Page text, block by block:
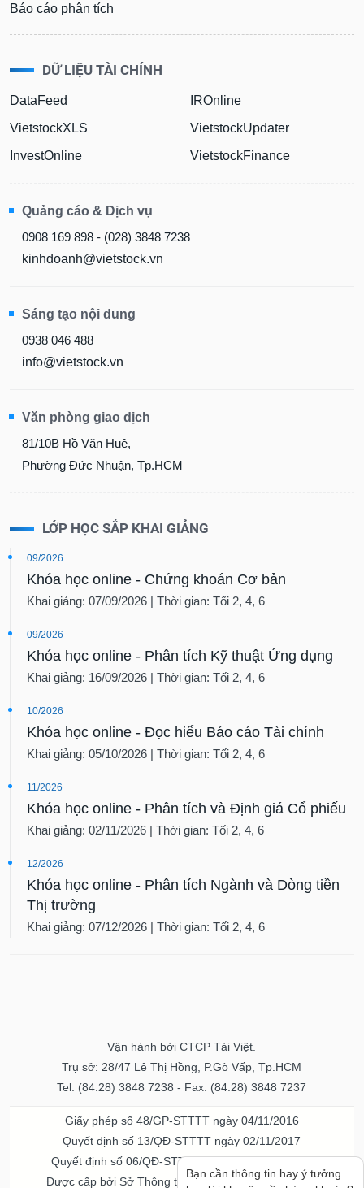
Báo cáo phân tích
DỮ LIỆU TÀI CHÍNH
DataFeed
VietstockXLS
InvestOnline
IROnline
VietstockUpdater
VietstockFinance
Quảng cáo & Dịch vụ
0908 169 898 - (028) 3848 7238
kinhdoanh@vietstock.vn
Sáng tạo nội dung
0938 046 488
info@vietstock.vn
Văn phòng giao dịch
81/10B Hồ Văn Huê,
Phường Đức Nhuận, Tp.HCM
LỚP HỌC SẮP KHAI GIẢNG
09/2026
Khóa học online - Chứng khoán Cơ bản
Khai giảng: 07/09/2026 | Thời gian: Tối 2, 4, 6
09/2026
Khóa học online - Phân tích Kỹ thuật Ứng dụng
Khai giảng: 16/09/2026 | Thời gian: Tối 2, 4, 6
10/2026
Khóa học online - Đọc hiểu Báo cáo Tài chính
Khai giảng: 05/10/2026 | Thời gian: Tối 2, 4, 6
11/2026
Khóa học online - Phân tích và Định giá Cổ phiếu
Khai giảng: 02/11/2026 | Thời gian: Tối 2, 4, 6
12/2026
Khóa học online - Phân tích Ngành và Dòng tiền
Thị trường
Khai giảng: 07/12/2026 | Thời gian: Tối 2, 4, 6
Vận hành bởi CTCP Tài Việt.
Trụ sở: 28/47 Lê Thị Hồng, P.Gò Vấp, Tp.HCM
Tel: (84.28) 3848 7238 - Fax: (84.28) 3848 7237
Giấy phép số 48/GP-STTTT ngày 04/11/2016
Quyết định số 13/QĐ-STTTT ngày 02/11/2017
Quyết định số 06/QĐ-STTTT-ICP ngày 20/07/2023
Được cấp bởi Sở Thông tin và Truyền thông TPHCM
Bạn cần thông tin hay ý tưởng